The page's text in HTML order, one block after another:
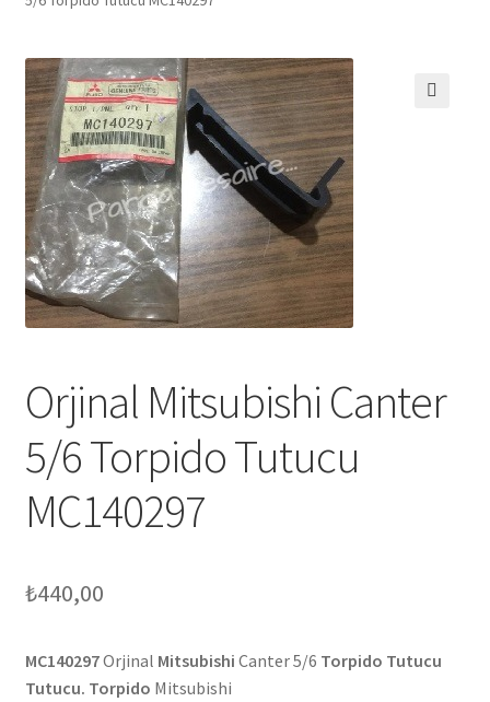
Orjinal Mitsubishi Canter
5/6 Torpido Tutucu
MC140297
₺440,00
MC140297Orjinal Mitsubishi Canter 5/6 Torpido Tutucu
Tutucu. Torpido Mitsubishi